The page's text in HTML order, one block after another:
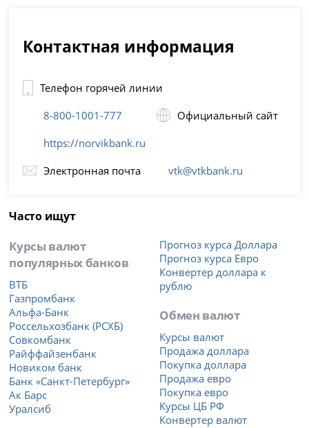
Контактная информация
Телефон горячей линии
8-800-1001-777
Официальный сайт
https://norvikbank.ru
Электронная почта
vtk@vtkbank.ru
Часто ищут
Курсы валют
популярных банков
ВТБ
Газпромбанк
Альфа-Банк
Россельхозбанк (РСХБ)
Совкомбанк
Райффайзенбанк
Новиком банк
Банк «Санкт-Петербург»
Ак Барс
Уралсиб
Прогноз курса Доллара
Прогноз курса Евро
Конвертер доллара к
рублю
Обмен валют
Курсы валют
Продажа доллара
Покупка доллара
Продажа евро
Покупка евро
Курсы ЦБ РФ
Конвертер валют